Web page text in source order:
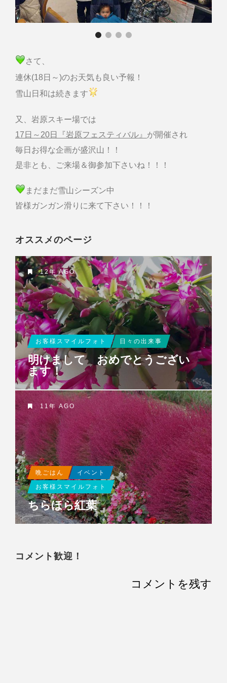
さて、
連休(18日～)のお天気も良い予報！
雪山日和は続きます
又、岩原スキー場では
17日～20日『岩原フェスティバル』 が開催され
毎日お得な企画が盛沢山！！
是非とも、ご来場＆御参加下さいね！！！
まだまだ雪山シーズン中
皆様ガンガン滑りに来て下さい！！！
オススメのページ
12年 AGO
お客様スマイルフォト 日々の出来事
明けまして おめでとうござい
ます！
11年 AGO
晩ごはん
イベント
お客様スマイルフォト
ちらほら紅葉
コメント歓迎！
コメントを残す